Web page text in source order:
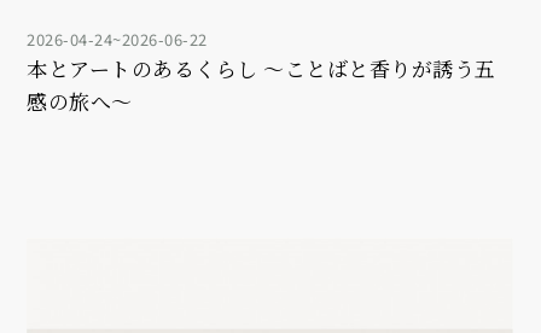
2026-04-24~2026-06-22
本とアートのあるくらし ～ことばと香りが誘う五
感の旅へ～